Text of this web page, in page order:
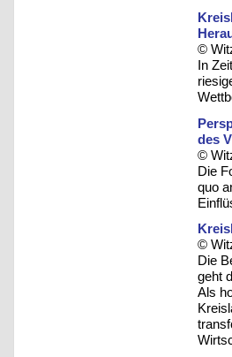
©
In
des
©
Die
quo
©
Die
geht
Als